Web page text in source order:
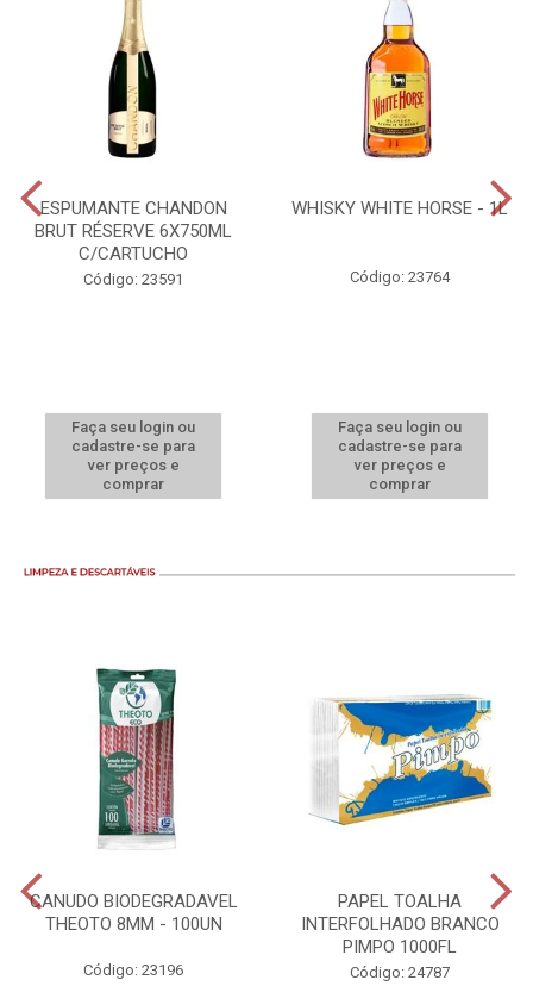
ESPUMANTE CHANDON
BRUT RÉSERVE 6X750ML
C/CARTUCHO
Código: 23591
Faça seu login ou
cadastre-se para
ver preços e
comprar
WHISKY WHITE HORSE - 1L
Código: 23764
Faça seu login ou
cadastre-se para
ver preços e
comprar
CANUDO BIODEGRADAVEL
THEOTO 8MM - 100UN
Código: 23196
PAPEL TOALHA
INTERFOLHADO BRANCO
PIMPO 1000FL
Código: 24787